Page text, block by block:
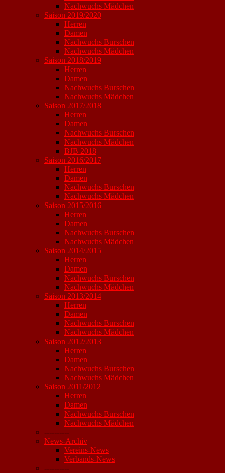
Nachwuchs Mädchen
Saison 2019/2020
Herren
Damen
Nachwuchs Burschen
Nachwuchs Mädchen
Saison 2018/2019
Herren
Damen
Nachwuchs Burschen
Nachwuchs Mädchen
Saison 2017/2018
Herren
Damen
Nachwuchs Burschen
Nachwuchs Mädchen
BJB 2018
Saison 2016/2017
Herren
Damen
Nachwuchs Burschen
Nachwuchs Mädchen
Saison 2015/2016
Herren
Damen
Nachwuchs Burschen
Nachwuchs Mädchen
Saison 2014/2015
Herren
Damen
Nachwuchs Burschen
Nachwuchs Mädchen
Saison 2013/2014
Herren
Damen
Nachwuchs Burschen
Nachwuchs Mädchen
Saison 2012/2013
Herren
Damen
Nachwuchs Burschen
Nachwuchs Mädchen
Saison 2011/2012
Herren
Damen
Nachwuchs Burschen
Nachwuchs Mädchen
----------
News-Archiv
Vereins-News
Verbands-News
----------